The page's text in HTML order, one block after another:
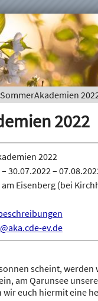
SommerAkademien
2022
2022
30.07.2022 –
Eisenberg (bei
ev.de
scheint, werden
am Qarunsee
euch hiermit eine